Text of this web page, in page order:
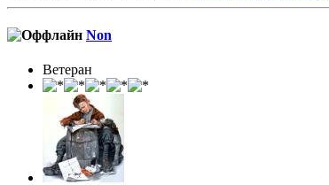
Non
Ветеран